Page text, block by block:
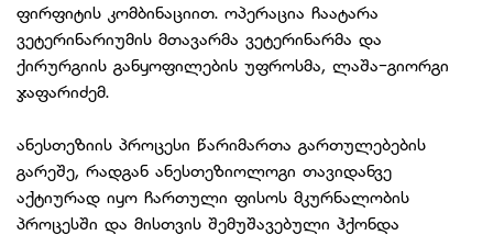
ფირფიტის კომბინაციით. ოპერაცია ჩაატარა
ვეტერინარიუმის მთავარმა ვეტერინარმა და
ქირურგიის განყოფილების უფროსმა, ლაშა-გიორგი
ჯაფარიძემ.
ანესთეზიის პროცესი წარიმართა გართულებების
გარეშე, რადგან ანესთეზიოლოგი თავიდანვე
აქტიურად იყო ჩართული ფისოს მკურნალობის
პროცესში და მისთვის შემუშავებული ჰქონდა